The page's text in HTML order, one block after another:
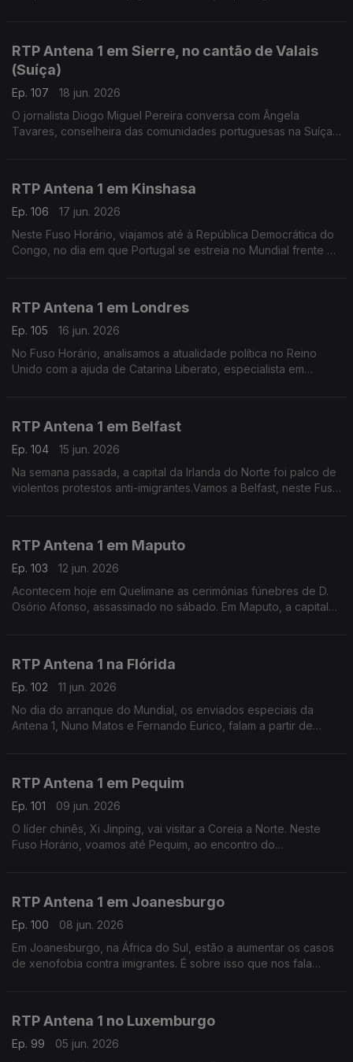
RTP Antena 1 em Sierre, no cantão de Valais
(Suíça)
Ep. 107
18 jun. 2026
O jornalista Diogo Miguel Pereira conversa com Ângela
Tavares, conselheira das comunidades portuguesas na Suíça,
RTP Antena 1 em Kinshasa
Ep. 106
17 jun. 2026
Neste Fuso Horário, viajamos até à República Democrática do
Congo, no dia em que Portugal se estreia no Mundial frente à
RTP Antena 1 em Londres
Ep. 105
16 jun. 2026
No Fuso Horário, analisamos a atualidade política no Reino
Unido com a ajuda de Catarina Liberato, especialista em
RTP Antena 1 em Belfast
Ep. 104
15 jun. 2026
Na semana passada, a capital da Irlanda do Norte foi palco de
violentos protestos anti-imigrantes.Vamos a Belfast, neste Fuso
RTP Antena 1 em Maputo
Ep. 103
12 jun. 2026
Acontecem hoje em Quelimane as cerimónias fúnebres de D.
Osório Afonso, assassinado no sábado. Em Maputo, a capital
RTP Antena 1 na Flórida
Ep. 102
11 jun. 2026
No dia do arranque do Mundial, os enviados especiais da
Antena 1, Nuno Matos e Fernando Eurico, falam a partir de
RTP Antena 1 em Pequim
Ep. 101
09 jun. 2026
O líder chinês, Xi Jinping, vai visitar a Coreia a Norte. Neste
Fuso Horário, voamos até Pequim, ao encontro do
RTP Antena 1 em Joanesburgo
Ep. 100
08 jun. 2026
Em Joanesburgo, na África do Sul, estão a aumentar os casos
de xenofobia contra imigrantes. É sobre isso que nos fala
RTP Antena 1 no Luxemburgo
Ep. 99
05 jun. 2026